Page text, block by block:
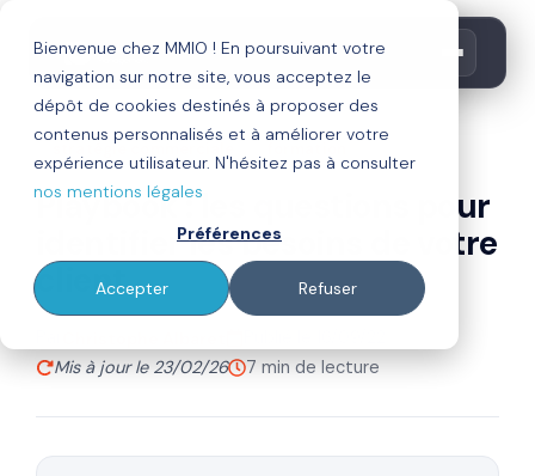
Bienvenue chez MMIO ! En poursuivant votre
navigation sur notre site, vous acceptez le
dépôt de cookies destinés à proposer des
contenus personnalisés et à améliorer votre
expérience utilisateur. N'hésitez pas à consulter
nos mentions légales
Préférences
Accepter Refuser
stratégie commerciale
Playbook : les questions pour
identifier les besoins de votre
client
Mis à jour le 23/02/26
7 min de lecture